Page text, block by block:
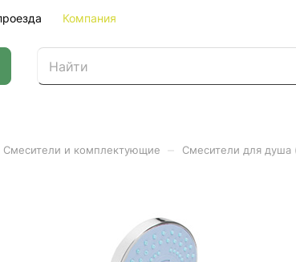
Компания
Смесители и комплектующие Смесители для душа
душа, лейка 5 реж.